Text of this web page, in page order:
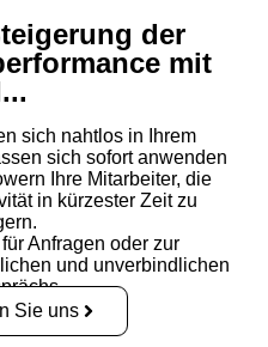
der
mit
sich nahtlos in Ihrem
sich sofort anwenden
Ihre Mitarbeiter, die
in kürzester Zeit zu
Anfragen oder zur
und unverbindlichen
Sie uns